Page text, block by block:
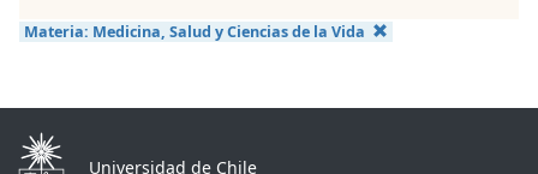
Materia: Medicina, Salud y Ciencias de la Vida
Universidad de Chile